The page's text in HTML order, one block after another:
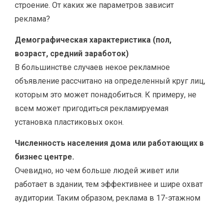
строение. От каких же параметров зависит
реклама?
Демографическая характеристика (пол,
возраст, средний заработок)
В большинстве случаев некое рекламное
объявление рассчитано на определенный круг лиц,
которым это может понадобиться. К примеру, не
всем может пригодиться рекламируемая
установка пластиковых окон.
Численность населения дома или работающих в
бизнес центре.
Очевидно, но чем больше людей живет или
работает в здании, тем эффективнее и шире охват
аудитории. Таким образом, реклама в 17-этажном